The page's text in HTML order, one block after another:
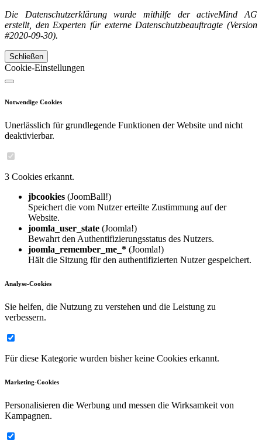
Die Datenschutzerklärung wurde mithilfe der activeMind AG
erstellt, den Experten für externe Datenschutzbeauftragte (Version
#2020-09-30).
Schließen
Cookie-Einstellungen
Notwendige Cookies
Unerlässlich für grundlegende Funktionen der Website und nicht
deaktivierbar.
3 Cookies erkannt.
jbcookies (JoomBall!)
Speichert die vom Nutzer erteilte Zustimmung auf der
Website.
joomla_user_state (Joomla!)
Bewahrt den Authentifizierungsstatus des Nutzers.
joomla_remember_me_* (Joomla!)
Hält die Sitzung für den authentifizierten Nutzer gespeichert.
Analyse-Cookies
Sie helfen, die Nutzung zu verstehen und die Leistung zu
verbessern.
Für diese Kategorie wurden bisher keine Cookies erkannt.
Marketing-Cookies
Personalisieren die Werbung und messen die Wirksamkeit von
Kampagnen.